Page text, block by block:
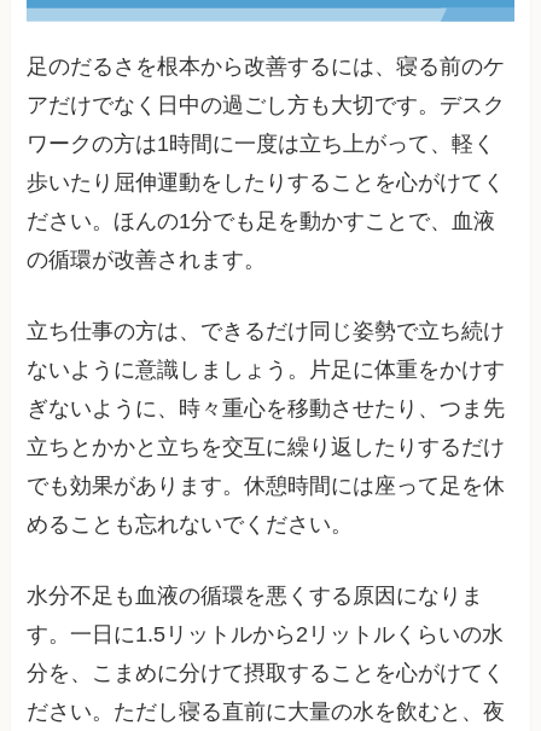
足のだるさを根本から改善するには、寝る前のケ
アだけでなく日中の過ごし方も大切です。デスク
ワークの方は1時間に一度は立ち上がって、軽く
歩いたり屈伸運動をしたりすることを心がけてく
ださい。ほんの1分でも足を動かすことで、血液
の循環が改善されます。
立ち仕事の方は、できるだけ同じ姿勢で立ち続け
ないように意識しましょう。片足に体重をかけす
ぎないように、時々重心を移動させたり、つま先
立ちとかかと立ちを交互に繰り返したりするだけ
でも効果があります。休憩時間には座って足を休
めることも忘れないでください。
水分不足も血液の循環を悪くする原因になりま
す。一日に1.5リットルから2リットルくらいの水
分を、こまめに分けて摂取することを心がけてく
ださい。ただし寝る直前に大量の水を飲むと、夜